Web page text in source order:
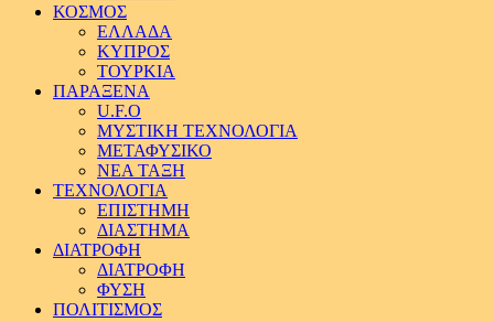
ΚΟΣΜΟΣ
ΕΛΛΑΔΑ
ΚΥΠΡΟΣ
ΤΟΥΡΚΙΑ
ΠΑΡΑΞΕΝΑ
U.F.O
ΜΥΣΤΙΚΗ ΤΕΧΝΟΛΟΓΙΑ
ΜΕΤΑΦΥΣΙΚΟ
ΝΕΑ ΤΑΞΗ
ΤΕΧΝΟΛΟΓΙΑ
ΕΠΙΣΤΗΜΗ
ΔΙΑΣΤΗΜΑ
ΔΙΑΤΡΟΦΗ
ΔΙΑΤΡΟΦΗ
ΦΥΣΗ
ΠΟΛΙΤΙΣΜΟΣ